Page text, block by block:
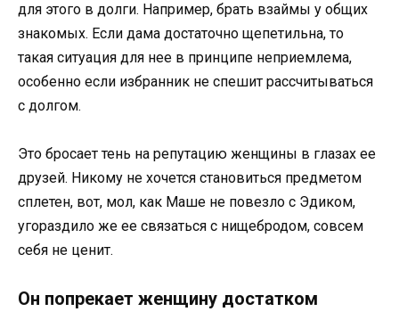
для этого в долги. Например, брать взаймы у общих
знакомых. Если дама достаточно щепетильна, то
такая ситуация для нее в принципе неприемлема,
особенно если избранник не спешит рассчитываться
с долгом.
Это бросает тень на репутацию женщины в глазах ее
друзей. Никому не хочется становиться предметом
сплетен, вот, мол, как Маше не повезло с Эдиком,
угораздило же ее связаться с нищебродом, совсем
себя не ценит.
Он попрекает женщину достатком